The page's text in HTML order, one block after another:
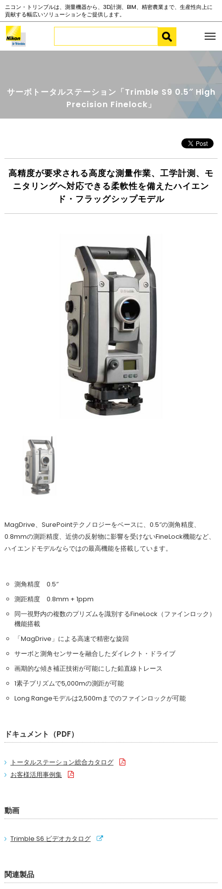
ニコン・トリンブルは、測量機器から、3D計測、BIM、精密農業まで、生産性向上に
貢献する幅広いソリューションをご提供します。
サーボトータルステーション「Trimble S9 0.5″ High
Precision Finelock」
高精度が要求される高度な測量作業、工学計測、モ
ニタリングへ対応できる柔軟性を備えたハイエン
ド・フラッグシップモデル
MagDrive、SurePointテクノロジーをベースに、0.5″の測角精度、
0.8mmの測距精度、近傍の反射物に影響を受けないFineLock機能など、
ハイエンドモデルならではの最高機能を搭載しています。
測角精度 0.5″
測距精度 0.8mm + 1ppm
同一視野内の複数のプリズムを識別するFineLock（ファインロック）
機能搭載
「MagDrive」による高速で精密な旋回
サーボと測角センサーを融合したダイレクト・ドライブ
画期的な傾き補正技術が可能にした鉛直線トレース
1素子プリズムで5,000mの測距が可能
Long Rangeモデルは2,500mまでのファインロックが可能
ドキュメント（PDF）
トータルステーション総合カタログ
お客様活用事例集
動画
Trimble S6 ビデオカタログ
関連製品